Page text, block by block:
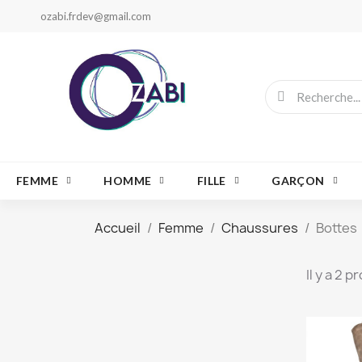
ozabi.frdev@gmail.com
FEMME HOMME FILLE GARÇON
Accueil Femme Chaussures Bottes
Il y a 2